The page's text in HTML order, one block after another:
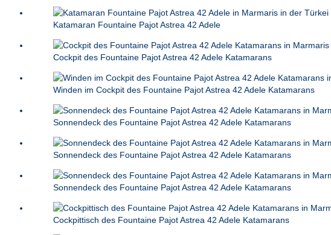
Katamaran Fountaine Pajot Astrea 42 Adele
Cockpit des Fountaine Pajot Astrea 42 Adele Katamarans
Winden im Cockpit des Fountaine Pajot Astrea 42 Adele Katamarans
Sonnendeck des Fountaine Pajot Astrea 42 Adele Katamarans
Sonnendeck des Fountaine Pajot Astrea 42 Adele Katamarans
Sonnendeck des Fountaine Pajot Astrea 42 Adele Katamarans
Cockpittisch des Fountaine Pajot Astrea 42 Adele Katamarans